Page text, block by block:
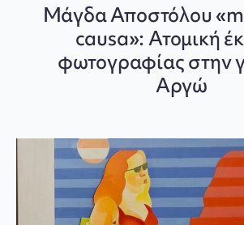
Μάγδα Αποστόλου
causa»: Ατομική
φωτογραφίας στην
Αργώ